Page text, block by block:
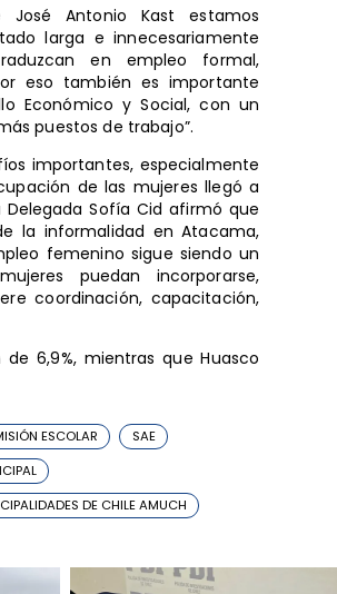
José Antonio Kast estamos
larga e innecesariamente
en empleo formal,
eso también es importante
Económico y Social, con un
puestos de trabajo”.
importantes, especialmente
de las mujeres llegó a
Delegada Sofía Cid afirmó que
la informalidad en Atacama,
femenino sigue siendo un
puedan incorporarse,
coordinación, capacitación,
6,9%, mientras que Huasco
ESCOLAR
SAE
DE CHILE AMUCH